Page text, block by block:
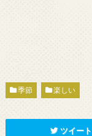
季節 楽しい
ツイート